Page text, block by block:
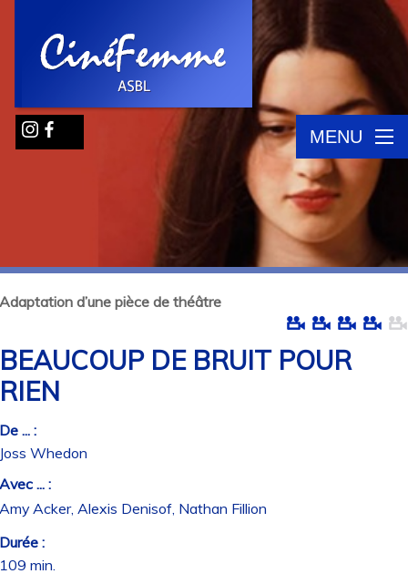
MENU
d’une pièce de théâtre
DE BRUIT POUR
... :
Whedon
... :
Acker, Alexis Denisof, Nathan Fillion
:
min.